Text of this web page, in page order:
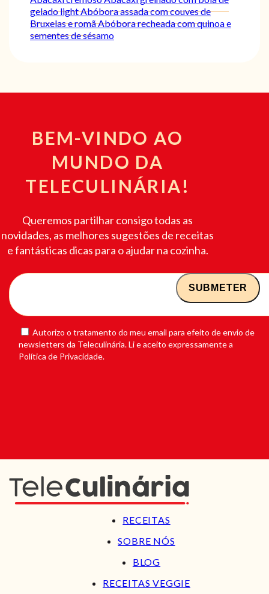
gelado lightAbóbora assada com couves de
Bruxelas e romãAbóbora recheada com quinoa e
sementes de sésamo
BEM-VINDO AO
MUNDO DA
TELECULINÁRIA!
Queremos partilhar consigo todas as
novidades, as melhores sugestões de receitas
e fantásticas dicas para o ajudar na cozinha.
Autorizo o tratamento do meu email para efeito de envio de
newsletters da Teleculinária. Li e aceito expressamente a
Política de Privacidade.
RECEITAS
SOBRE NÓS
BLOG
RECEITAS VEGGIE